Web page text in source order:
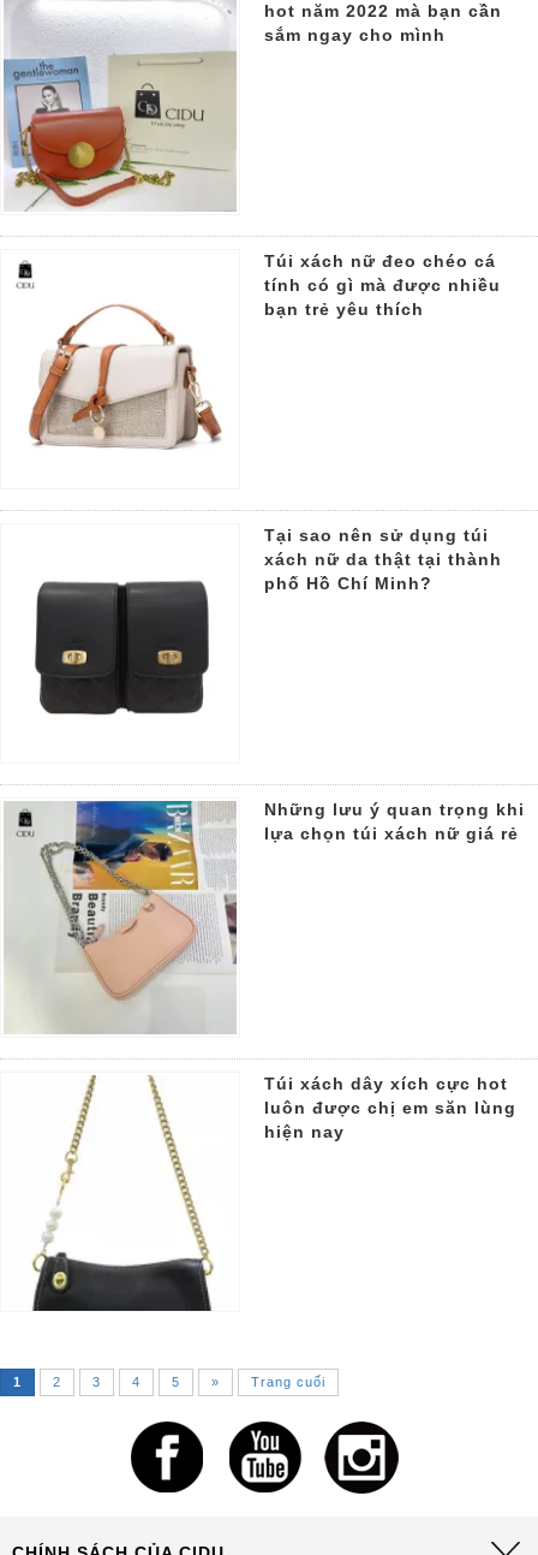
hot năm 2022 mà bạn cần
sắm ngay cho mình
Túi xách nữ đeo chéo cá
tính có gì mà được nhiều
bạn trẻ yêu thích
Tại sao nên sử dụng túi
xách nữ da thật tại thành
phố Hồ Chí Minh?
Những lưu ý quan trọng khi
lựa chọn túi xách nữ giá rẻ
Túi xách dây xích cực hot
luôn được chị em săn lùng
hiện nay
1 2 3 4 5 » Trang cuối